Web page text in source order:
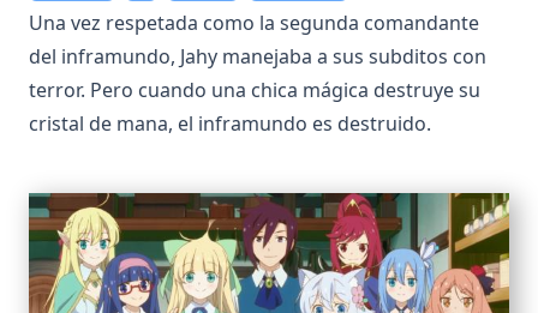
Una vez respetada como la segunda comandante
del inframundo, Jahy manejaba a sus subditos con
terror. Pero cuando una chica mágica destruye su
cristal de mana, el inframundo es destruido.